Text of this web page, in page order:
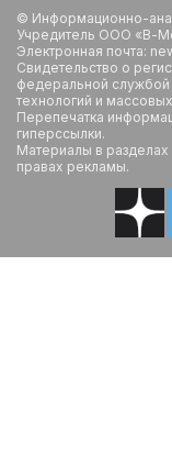
© Информационно-
Учредитель ООО «В-
Электронная почта:
Свидетельство о
федеральной
технологий и
Перепечатка
гиперссылки.
Материалы в
правах рекламы.